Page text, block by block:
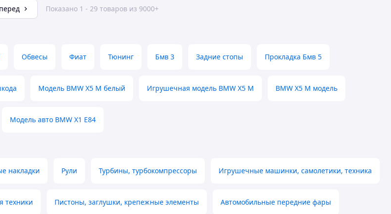
Показано 1 - 29 товаров из 9000+
Обвесы Фиат Тюнинг Бмв 3 Задние стопы Прокладка Бмв 5
Модель BMW X5 M белый Игрушечная модель BMW X5 M BMW X5 M модель
Модель авто BMW X1 E84
накладки Рули Турбины, турбокомпрессоры Игрушечные машинки, самолетики, техника
техники Пистоны, заглушки, крепежные элементы Автомобильные передние фары